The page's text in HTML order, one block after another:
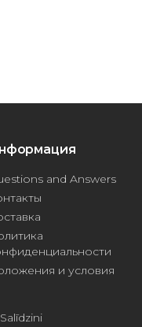
and Answers
и условия